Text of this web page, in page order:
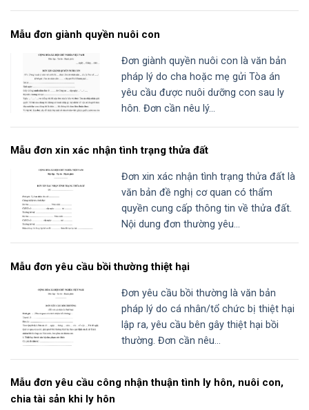
Mẫu đơn giành quyền nuôi con
Đơn giành quyền nuôi con là văn bản
pháp lý do cha hoặc mẹ gửi Tòa án
yêu cầu được nuôi dưỡng con sau ly
hôn. Đơn cần nêu lý...
Mẫu đơn xin xác nhận tình trạng thửa đất
Đơn xin xác nhận tình trạng thửa đất là
văn bản đề nghị cơ quan có thẩm
quyền cung cấp thông tin về thửa đất.
Nội dung đơn thường yêu...
Mẫu đơn yêu cầu bồi thường thiệt hại
Đơn yêu cầu bồi thường là văn bản
pháp lý do cá nhân/tổ chức bị thiệt hại
lập ra, yêu cầu bên gây thiệt hại bồi
thường. Đơn cần nêu...
Mẫu đơn yêu cầu công nhận thuận tình ly hôn, nuôi con,
chia tài sản khi ly hôn